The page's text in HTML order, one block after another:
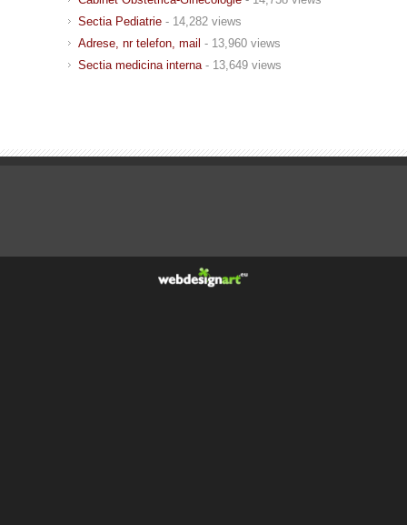
Sectia Pediatrie - 14,282 views
Adrese, nr telefon, mail - 13,960 views
Sectia medicina interna - 13,649 views